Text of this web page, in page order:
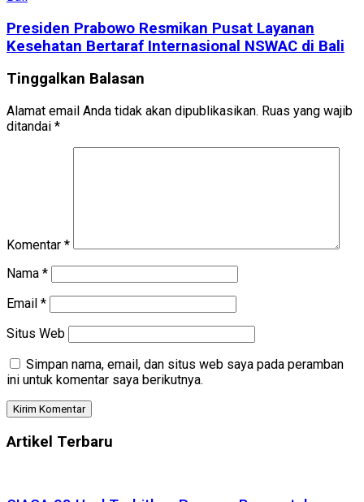
Presiden Prabowo Resmikan Pusat Layanan
Kesehatan Bertaraf Internasional NSWAC di Bali
Tinggalkan Balasan
Alamat email Anda tidak akan dipublikasikan. Ruas yang wajib
ditandai *
Komentar *
Nama *
Email *
Situs Web
Simpan nama, email, dan situs web saya pada peramban
ini untuk komentar saya berikutnya.
Artikel Terbaru